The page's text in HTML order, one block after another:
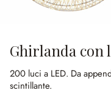
Ghirlanda con
200 luci a LED. Da
scintillante.